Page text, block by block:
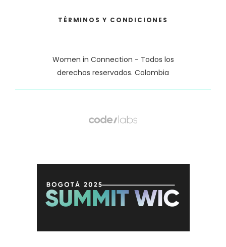
Women in Connection - Todos los
derechos reservados. Colombia
TÉRMINOS Y CONDICIONES